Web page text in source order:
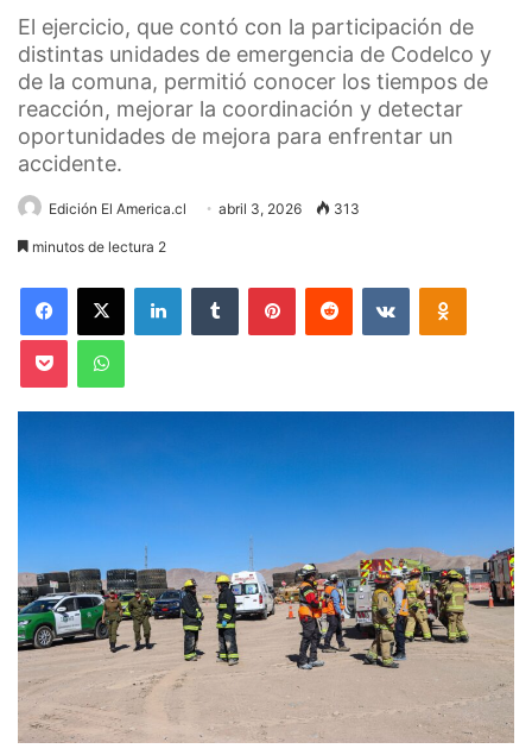
El ejercicio, que contó con la participación de
distintas unidades de emergencia de Codelco y
de la comuna, permitió conocer los tiempos de
reacción, mejorar la coordinación y detectar
oportunidades de mejora para enfrentar un
accidente.
Edición El America.cl abril 3, 2026 313
minutos de lectura 2
Facebook
X LinkedInTumblr PinterestReddit VKontakte
Pocket WhatsApp